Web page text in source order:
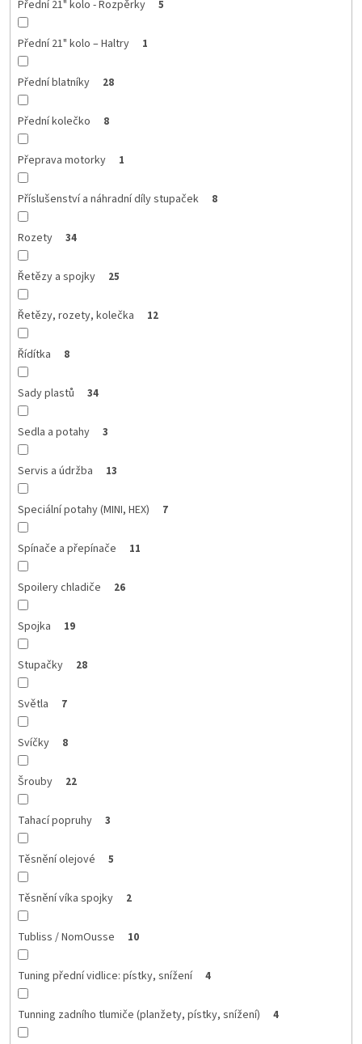
Přední 21" kolo - Rozpěrky 5
Přední 21" kolo – Haltry 1
Přední blatníky 28
Přední kolečko 8
Přeprava motorky 1
Příslušenství a náhradní díly stupaček 8
Rozety 34
Řetězy a spojky 25
Řetězy, rozety, kolečka 12
Řídítka 8
Sady plastů 34
Sedla a potahy 3
Servis a údržba 13
Speciální potahy (MINI, HEX) 7
Spínače a přepínače 11
Spoilery chladiče 26
Spojka 19
Stupačky 28
Světla 7
Svíčky 8
Šrouby 22
Tahací popruhy 3
Těsnění olejové 5
Těsnění víka spojky 2
Tubliss / NomOusse 10
Tuning přední vidlice: pístky, snížení 4
Tunning zadního tlumiče (planžety, pístky, snížení) 4